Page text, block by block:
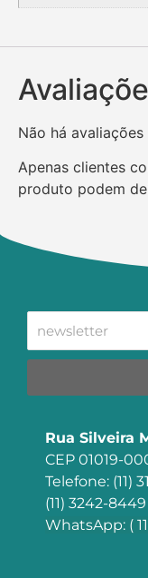
Não há avaliações
Apenas clientes
produto podem
Rua Silveira
CEP 01019-
Telefone: (11)
(11) 3242-8449
WhatsApp: (